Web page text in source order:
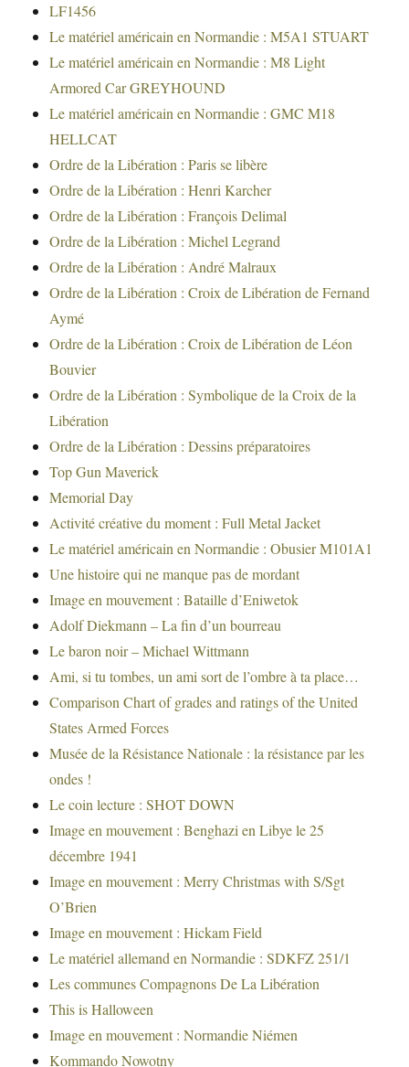
LF1456
Le matériel américain en Normandie : M5A1 STUART
Le matériel américain en Normandie : M8 Light
Armored Car GREYHOUND
Le matériel américain en Normandie : GMC M18
HELLCAT
Ordre de la Libération : Paris se libère
Ordre de la Libération : Henri Karcher
Ordre de la Libération : François Delimal
Ordre de la Libération : Michel Legrand
Ordre de la Libération : André Malraux
Ordre de la Libération : Croix de Libération de Fernand
Aymé
Ordre de la Libération : Croix de Libération de Léon
Bouvier
Ordre de la Libération : Symbolique de la Croix de la
Libération
Ordre de la Libération : Dessins préparatoires
Top Gun Maverick
Memorial Day
Activité créative du moment : Full Metal Jacket
Le matériel américain en Normandie : Obusier M101A1
Une histoire qui ne manque pas de mordant
Image en mouvement : Bataille d’Eniwetok
Adolf Diekmann – La fin d’un bourreau
Le baron noir – Michael Wittmann
Ami, si tu tombes, un ami sort de l’ombre à ta place…
Comparison Chart of grades and ratings of the United
States Armed Forces
Musée de la Résistance Nationale : la résistance par les
ondes !
Le coin lecture : SHOT DOWN
Image en mouvement : Benghazi en Libye le 25
décembre 1941
Image en mouvement : Merry Christmas with S/Sgt
O’Brien
Image en mouvement : Hickam Field
Le matériel allemand en Normandie : SDKFZ 251/1
Les communes Compagnons De La Libération
This is Halloween
Image en mouvement : Normandie Niémen
Kommando Nowotny